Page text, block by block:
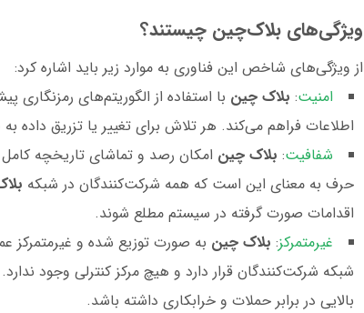
ویژگی‌های بلاک‌چین چیستند؟
از ویژگی‌های شاخص این فناوری به موارد زیر باید اشاره کرد:
امنیت: بلاک چین با استفاده از الگوریتم‌های رمزنگاری
اطلاعات فراهم می‌کند. هر تلاش برای تغییر یا تزریق داده به
شفافیت: بلاک چین امکان رصد و تماشای تاریخچه کامل
حرف به معنای این است که همه شرکت‌کنندگان در شبکه
اقدامات صورت گرفته در سیستم مطلع شوند.
غیرمتمرکز: بلاک چین به صورت توزیع شده و غیرمتمرکز
شبکه شرکت‌کنندگان قرار دارد و هیچ مرکز کنترلی وجود
بالایی در برابر حملات و خرابکاری داشته باشد.